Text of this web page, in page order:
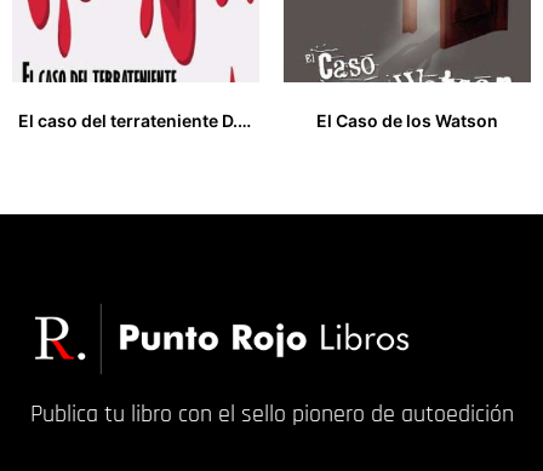
El caso del terrateniente D. Lucas Ruáz de la Peña
El Caso de los Watson
Publica tu libro con el sello pionero de autoedición